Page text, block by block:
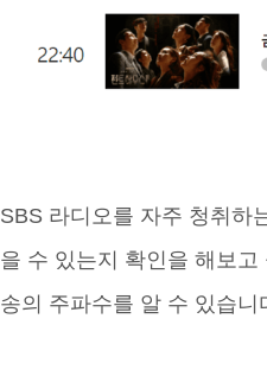
SBS 라디오를 자주 청취하
을 수 있는지 확인을 해보
송의 주파수를 알 수 있습니